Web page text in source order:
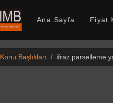
SHKMMB
Ana Sayfa Fiyat
Konu Başlıkları ifraz parselleme